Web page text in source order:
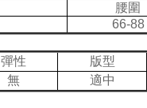
腰圍
66-88
彈性 版型
無 適中